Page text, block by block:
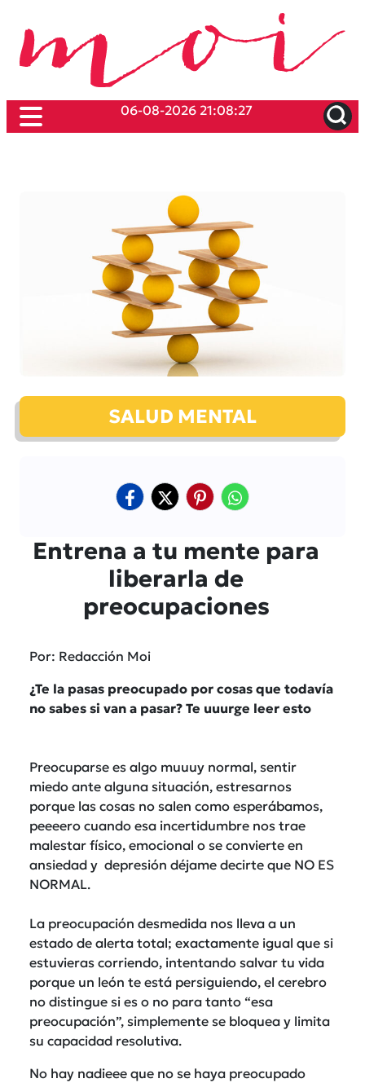
06-08-2026 21:08:27
SALUD MENTAL
Entrena a tu mente para
liberarla de
preocupaciones
Por: Redacción Moi
¿Te la pasas preocupado por cosas que todavía
no sabes si van a pasar? Te uuurge leer esto
Preocuparse es algo muuuy normal, sentir
miedo ante alguna situación, estresarnos
porque las cosas no salen como esperábamos,
peeeero cuando esa incertidumbre nos trae
malestar físico, emocional o se convierte en
ansiedad y depresión déjame decirte que NO ES
NORMAL.
La preocupación desmedida nos lleva a un
estado de alerta total; exactamente igual que si
estuvieras corriendo, intentando salvar tu vida
porque un león te está persiguiendo, el cerebro
no distingue si es o no para tanto “esa
preocupación”, simplemente se bloquea y limita
su capacidad resolutiva.
No hay nadieee que no se haya preocupado